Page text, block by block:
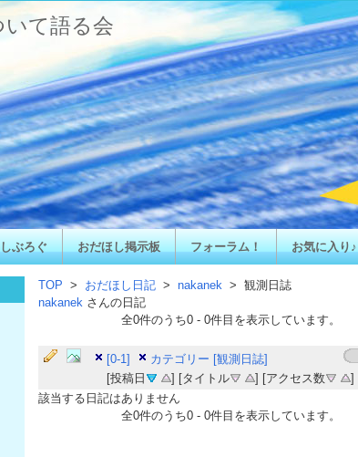
いて語る会
ぶろぐ おだほし掲示板 フォーラム！ お気に入り♪
TOP > おだほし日記 > nakanek > 観測日誌
nakanek さんの日記
全0件のうち0- 0件目を表示しています。
[0-1]
カテゴリー [観測日誌]
[投稿日
] [タイトル ] [アクセス数
]
該当する日記はありません
全0件のうち0- 0件目を表示しています。